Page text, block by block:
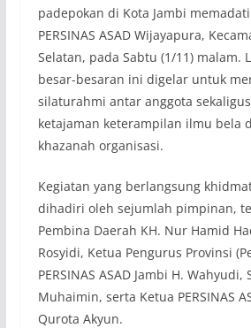
padepokan di Kota Jambi
PERSINAS ASAD Wijayapura,
Selatan, pada Sabtu (1/11) malam.
besar-besaran ini digelar untuk
silaturahmi antar anggota
ketajaman keterampilan ilmu bela
khazanah organisasi.
Kegiatan yang berlangsung
dihadiri oleh sejumlah pimpinan,
Pembina Daerah KH. Nur Hamid
Rosyidi, Ketua Pengurus Provinsi
PERSINAS ASAD Jambi H. Wahyudi,
Muhaimin, serta Ketua PERSINAS
Qurota Akyun.